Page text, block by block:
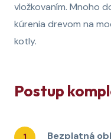
vložkovaním. Mnoho
kúrenia drevom na
kotly.
Postup
Bezplatná